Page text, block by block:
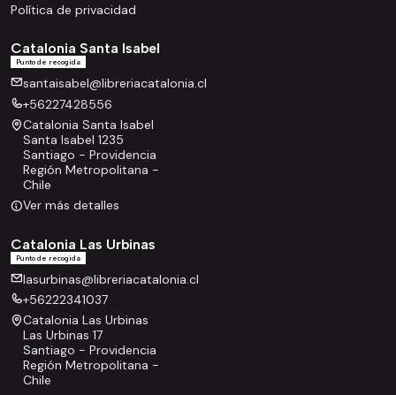
Política de privacidad
Catalonia Santa Isabel
Punto de recogida
santaisabel@libreriacatalonia.cl
+56227428556
Catalonia Santa Isabel
Santa Isabel 1235
Santiago - Providencia
Región Metropolitana -
Chile
Ver más detalles
Catalonia Las Urbinas
Punto de recogida
lasurbinas@libreriacatalonia.cl
+56222341037
Catalonia Las Urbinas
Las Urbinas 17
Santiago - Providencia
Región Metropolitana -
Chile